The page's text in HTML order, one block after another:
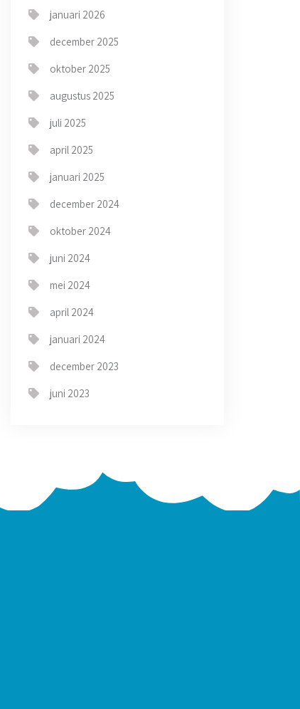
januari 2026
december 2025
oktober 2025
augustus 2025
juli 2025
april 2025
januari 2025
december 2024
oktober 2024
juni 2024
mei 2024
april 2024
januari 2024
december 2023
juni 2023